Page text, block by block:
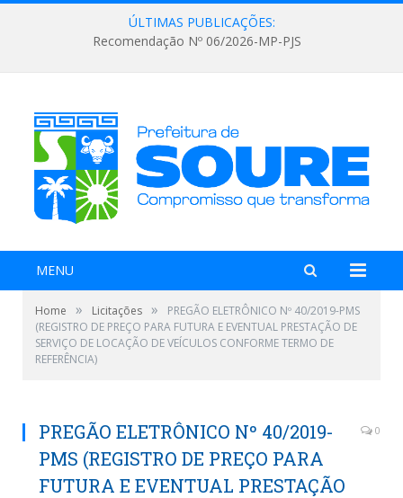
ÚLTIMAS PUBLICAÇÕES:
Recomendação Nº 06/2026-MP-PJS
MENU
Home » Licitações »
PREGÃO ELETRÔNICO Nº 40/2019-PMS
(REGISTRO DE PREÇO PARA FUTURA E EVENTUAL PRESTAÇÃO DE
SERVIÇO DE LOCAÇÃO DE VEÍCULOS CONFORME TERMO DE
REFERÊNCIA)
PREGÃO ELETRÔNICO Nº 40/2019-
PMS (REGISTRO DE PREÇO PARA
FUTURA E EVENTUAL PRESTAÇÃO
0